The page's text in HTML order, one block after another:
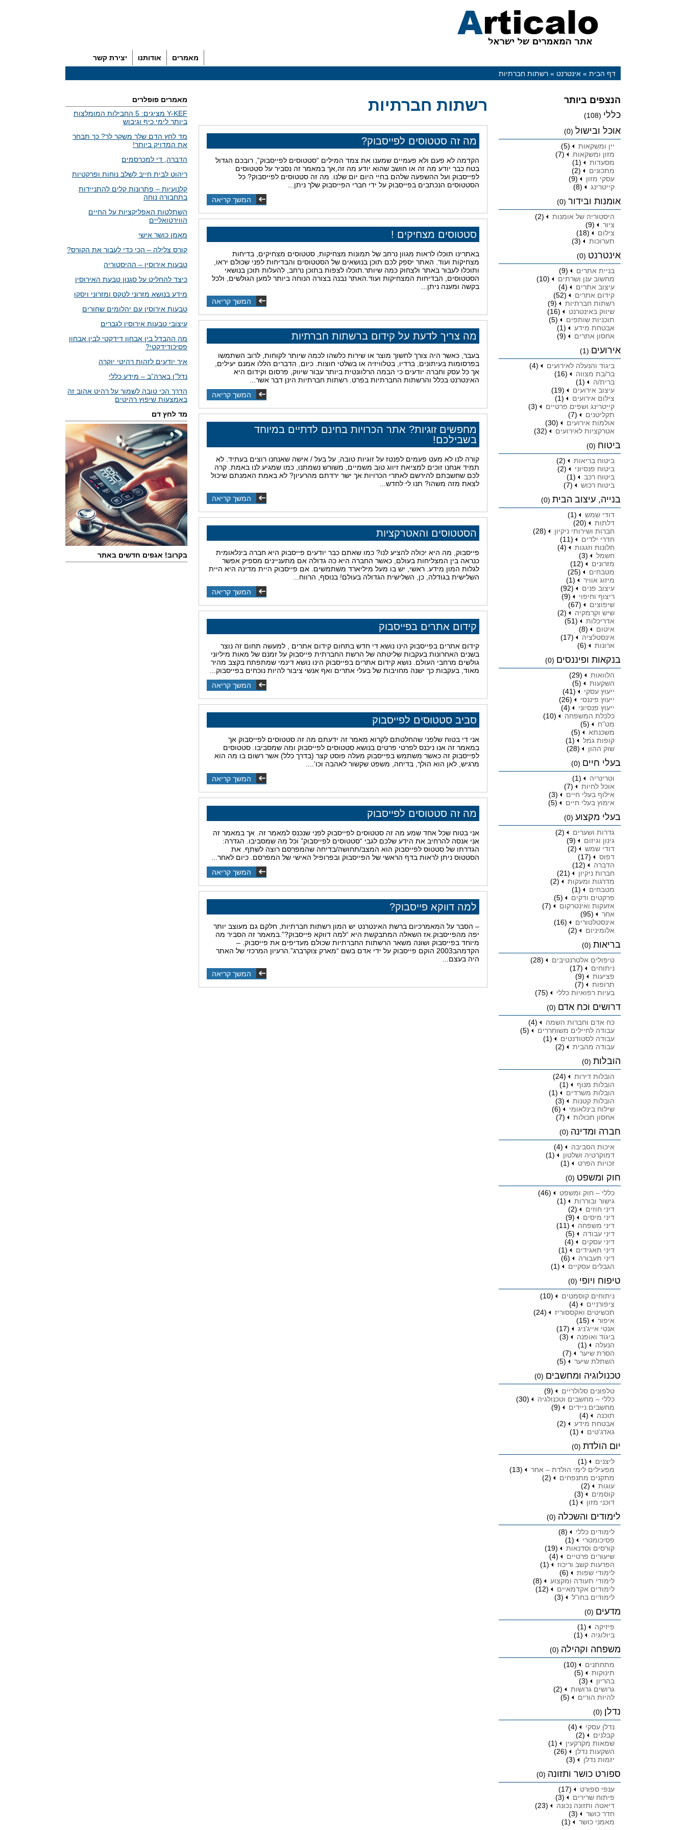
מאמרים אודותנו
יצירת קשר
דף הבית» אינטרנט » רשתות חברתיות
הנצפים ביותר
כללי (108)
אוכל ובישול(0)
יין ומשקאות
(5)
מזון ומשקאות
(7)
מסעדות
(1)
מתכונים
(2)
עסקי מזון
(9)
קייטרינג
(8)
אומנות ובידור(0)
היסטוריה של אומנות
(2)
ציור
(9)
צילום
(18)
תערוכות
(3)
אינטרנט (0)
בניית אתרים
(9)
מחשוב ענן ושרתים
(10)
עיצוב אתרים
(4)
קידום אתרים
(52)
רשתות חברתיות
(9)
שיווק באינטרנט
(16)
תוכניות שותפים
(5)
אבטחת מידע
(1)
אחסון אתרים
(9)
אירועים (1)
ביגוד והנעלה לאירועים
(4)
בר/בת מצווה
(16)
ברית/ה
(1)
עיצוב אירועים
(19)
צילום אירועים
(1)
קייטרינג ושפים פרטיים
(3)
תקליטנים
(7)
אולמות אירועים
(30)
אטרקציות לאירועים
(32)
ביטוח (0)
ביטוח בריאות
(2)
ביטוח פנסיוני
(2)
ביטוח רכב
(1)
ביטוח רכוש
(7)
בנייה, עיצוב הבית(0)
דודי שמש
(1)
דלתות
(20)
חברות ושירותי ניקיון
(28)
חדרי ילדים
(11)
חלונות וזגגות
(4)
חשמל
(3)
מזרונים
(12)
מטבחים
(25)
מיזוג אוויר
(1)
עיצוב פנים
(92)
ריצוף וחיפוי
(9)
שיפוצים
(67)
שיש וקרמקיה
(2)
אדריכלות
(51)
איטום
(8)
אינסטלציה
(17)
ארונות
(6)
בנקאות ופיננסים (0)
הלוואות
(29)
השקעות
(5)
ייעוץ עסקי
(41)
ייעוץ פיננסי
(26)
ייעוץ פנסיוני
(4)
כלכלת המשפחה
(10)
מט"ח
(5)
משכנתא
(5)
קופות גמל
(1)
שוק ההון
(28)
בעלי חיים (0)
וטרינריה
(1)
אוכל לחיות
(7)
אילוף בעלי חיים
(3)
אימוץ בעלי חיים
(5)
בעלי מקצוע(0)
גדרות ושערים
(2)
גינון וגיזום
(9)
דודי שמש
(2)
דפוס
(17)
הדברה
(12)
חברות ניקיון
(21)
מדרגות ומעקות
(2)
מטבחים
(1)
פרקטים ודקים
(5)
אזעקות ואינטרקום
(7)
אחר
(95)
אינסטלטורים
(16)
אלומיניום
(2)
בריאות(0)
טיפולים אלטרנטיבים
(28)
ניתוחים
(17)
פציעות
(9)
תרופות
(7)
בעיות רפואיות כללי
(75)
דרושים וכח אדם (0)
כח אדם וחברות השמה
(4)
עבודה לחיילים משוחררים
(5)
עבודה לסטודנטים
(1)
עבודה מהבית
(2)
הובלות(0)
הובלות דירות
(24)
הובלות מנוף
(1)
הובלות משרדים
(1)
הובלות קטנות
(3)
שילוח בינלאומי
(6)
אחסון תכולות
(7)
חברה ומדינה (0)
איכות הסביבה
(4)
דמוקרטיה ושלטון
(1)
זכויות הפרט
(1)
חוק ומשפט (0)
כללי – חוק ומשפט
(46)
גישור ובוררות
(1)
דיני חוזים
(2)
דיני מיסים
(9)
דיני משפחה
(11)
דיני עבודה
(5)
דיני עסקים
(4)
דיני תאגידים
(1)
דיני תעבורה
(6)
הגבלים עסקיים
(1)
טיפוח ויופי (0)
ניתוחים קוסמטים
(10)
ציפורניים
(4)
תכשיטים ואקססוריז
(24)
איפור
(15)
אנטי אייג'ניג
(17)
ביגוד ואופנה
(3)
הנעלה
(1)
הסרת שיער
(7)
השתלת שיער
(5)
טכנולוגיה ומחשבים (0)
טלפונים סלולריים
(9)
כללי – מחשבים וטכנולגיה
(30)
מחשבים ניידים
(9)
תוכנה
(4)
אבטחת מידע
(2)
גאדג'טים
(1)
יום הולדת(0)
ליצנים
(1)
מפעילים לימי הולדת – אחר
(13)
מתקנים מתנפחים
(2)
עוגות
(2)
קוסמים
(3)
דוכני מזון
(1)
לימודים והשכלה (0)
לימודים כללי
(8)
פסיכומטרי
(1)
קורסים וסדנאות
(19)
שיעורים פרטיים
(4)
הפרעות קשב וריכוז
(1)
לימודי שפות
(6)
לימודי תעודה ומקצוע
(8)
לימודים אקדמאיים
(12)
לימודים בחו"ל
(3)
מדעים (0)
פיזיקה
(1)
ביולוגיה
(1)
משפחה וקהילה (0)
מתחתנים
(10)
תינוקות
(5)
בהריון
(3)
גרושים גרושות
(2)
להיות הורים
(5)
נדלן (0)
נדלן עסקי
(4)
קבלנים
(2)
שמאות מקרקעין
(1)
השקעות נדלן
(26)
יזמות נדלן
(3)
ספורט כושר ותזונה (0)
ענפי ספורט
(17)
פיתוח שרירים
(3)
דיאטה ותזונה נכונה
(23)
חדר כושר
(3)
מאמני כושר
(1)
רשתות חברתיות
מה זה סטטוסים לפייסבוק?
הקדמה לא פעם ולא פעמיים שמענו את צמד המילים “סטטוסים לפייסבוק”, רובכם הגדול
בטח כבר יודע מה זה או חושב שהוא יודע מה זה,אך במאמר זה נסביר על סטטוסים
לפייסבוק ועל ההשפעה שלהם בחיי היום יום שלנו. מה זה סטטוסים לפייסבוק? כל
הסטטוסים הנכתבים בפייסבוק על ידי חברי הפייסבוק שלך ניתן...
המשך קריאה
סטטוסים מצחיקים !
באתרינו תוכלו לראות מגוון נרחב של תמונות מצחיקות, סטטוסים מצחיקים, בדיחות
מצחיקות ועוד. האתר יספק לכם תוכן בנושאים של הסטטוסים והבדיחות לפני שכולם יראו,
ותוכלו לעבור באתר ולצחוק כמה שיותר.תוכלו לצפות בתוכן נרחב, להעלות תוכן בנושאי
הסטטוסים, הבדיחות המצחיקות ועוד.האתר נבנה בצורה הנוחה ביותר למען הגולשים, ולכל
בקשה ומענה ניתן...
המשך קריאה
מה צריך לדעת על קידום ברשתות חברתיות
בעבר, כאשר היה צורך לחשוך מוצר או שירות כלשהו לכמה שיותר לקוחות, לרוב השתמשו
בפרסומות בעיתונים, ברדיו, בטלוויזיה או בשלטי חוצות. כיום, הדברים הללו אמנם יעילים,
אך כל עסק וחברה יודעים כי הבמה הרלוונטית ביותר עבור שיווק, פרסום וקידום היא
האינטרנט בכלל והרשתות החברתיות בפרט. רשתות חברתיות הינן דבר אשר...
המשך קריאה
מחפשים זוגיות? אתר הכרויות בחינם לדתיים במיוחד
בשבילכם!
קורה לנו לא מעט פעמים לפנטז על זוגיות טובה, על בעל / אישה שאנחנו רוצים בעתיד. לא
תמיד אנחנו זוכים למציאת זיווג טוב משמיים, משורש נשמתנו, כמו שמגיע לנו באמת. קרה
לכם שחשבתם להירשם לאתרי הכרויות אך ישר ירדתם מהרעיון? לא באמת האמנתם שיכול
לצאת מזה משהו? תנו לי לחדש...
המשך קריאה
הסטטוסים והאטרקציות
פייסבוק, מה היא יכולה להציע לנו? כמו שאתם כבר יודעים פייסבוק היא חברה בינלאומית
כנראה בין המצליחות בעולם, כאשר החברה היא כה גדולה אם מתעניינים מספיק אפשר
לגלות המון מידע. ראשי, יש בו מעל מיליארד משתמשים. אם פייסבוק היית מדינה היא היית
השלישית בגודלה, כן, השלישית הגדולה בעולם! בנוסף, הרווח...
המשך קריאה
קידום אתרים בפייסבוק
קידום אתרים בפייסבוק הינו נושא די חדש בתחום קידום אתרים , למעשה תחום זה נוצר
בשנים האחרונות בעקבות שליטתה של הרשת החברתית פייסבוק על זמנם של מאות מיליוני
גולשים מרחבי העולם. נושא קידום אתרים בפייסבוק הינו נושא דינמי שמתפתח בקצב מהיר
מאוד, בעקבות כך ישנה מחויבות של בעלי אתרים ואף אנשי ציבור להיות נוכחים בפייסבוק...
המשך קריאה
סביב סטטוסים לפייסבוק
אני די בטוח שלפני שהחלטתם לקרוא מאמר זה ידעתם מה זה סטטוסים לפייסבוק אך
במאמר זה אנו ניכנס לפרטי פרטים בנושא סטטוסים לפייסבוק ומה שמסביבו. סטטוסים
לפייסבוק זה כאשר משתמש בפייסבוק מעלה פוסט קצר (בדרך כלל) אשר רשום בו מה הוא
מרגיש, לאן הוא הולך, בדיחה, משפט שקשור לאהבה וכו’....
המשך קריאה
מה זה סטטוסים לפייסבוק
אני בטוח שכל אחד שמע מה זה סטטוסים לפייסבוק לפני שנכנס למאמר זה. אך במאמר זה
אני אנסה להרחיב את הידע שלכם לגבי “סטטוסים לפייסבוק” וכל מה שמסביבו. הגדרה:
הגדרתו של סטטוס לפייסבוק הוא המצב/תחושה/בדיחה שהמפרסם רוצה לשתף. את
הסטטוס ניתן לראות בדף הראשי של הפייסבוק ובפרופיל האישי של המפרסם. כיום לאחר...
המשך קריאה
למה דווקא פייסבוק?
– הסבר על המאמרכיום ברשת האינטרנט יש המון רשתות חברתיות, חלקם גם מעוצב יותר
יפה מהפייסבוק.אז השאלה המתבקשת היא “למה דווקא פייסבוק?”.במאמר זה הסביר מה
מיוחד בפייסבוק ושונה משאר הרשתות החברתיות שכולם מעדיפים את פייסבוק. –
הקדמהב2003 הוקם פייסבוק על ידי אדם בשם “מארק צוקרברג”.הרעיון המרכזי של האתר
היה בעצם...
המשך קריאה
מאמרים פופלרים
Y-KEF מציגים: 5 החבילות המומלצות
ביותר לימי כיף וגיבוש
מד לחץ הדם שלך משקר לך? כך תבחר
את המדויק ביותר!
הדברה, די למכרסמים
ריהוט לבית חייב לשלב נוחות ופרקטיות
קלנועיות – פתרונות קלים להתניידות
בתחבורה נוחה
השתלטות האפליקציות על החיים
הווירטואליים
מאמן כושר אישי
קורס צלילה – הכי כדי לעבור את הקורס?
טבעות אירוסין – ההיסטוריה
כיצד להחליט על סגנון טבעת האירוסין
מידע בנושא מזרוני לטקס ומזרוני ויסקו
טבעות אירוסין עם יהלומים שחורים
עיצובי טבעות אירוסין לגברים
מה ההבדל בין אבחון דידקטי לבין אבחון
פסיכודידקטי?
איך יודעים לזהות רהיטי יוקרה
נדל”ן בארה”ב – מידע כללי
הדרך הכי טובה לשמור על רהיט אהוב זה
באמצעות שיפוץ רהיטים
מד לחץ דם
בקרוב! אגפים חדשים באתר